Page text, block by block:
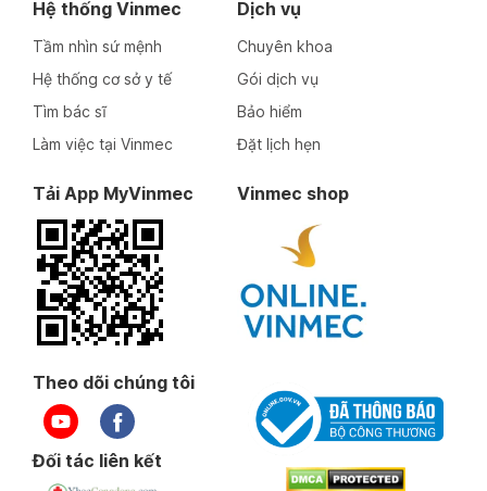
Hệ thống Vinmec
Tầm nhìn sứ mệnh
Hệ thống cơ sở y tế
Tìm bác sĩ
Làm việc tại Vinmec
Dịch vụ
Chuyên khoa
Gói dịch vụ
Bảo hiểm
Đặt lịch hẹn
Tải App MyVinmec Vinmec shop
Theo dõi chúng tôi
Đối tác liên kết